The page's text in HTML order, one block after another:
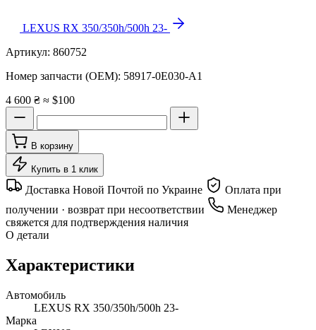
LEXUS RX 350/350h/500h 23-
Артикул: 860752
Номер запчасти (OEM): 58917-0E030-A1
4 600 ₴ ≈ $100
В корзину
Купить в 1 клик
Доставка Новой Почтой по Украине
Оплата при
получении · возврат при несоответствии
Менеджер
свяжется для подтверждения наличия
О детали
Характеристики
Автомобиль
LEXUS RX 350/350h/500h 23-
Марка